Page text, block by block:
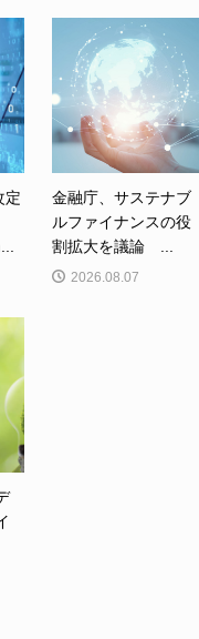
定
金融庁、サステナブ
ルファイナンスの役
割拡大を議論 ...
2026.08.07